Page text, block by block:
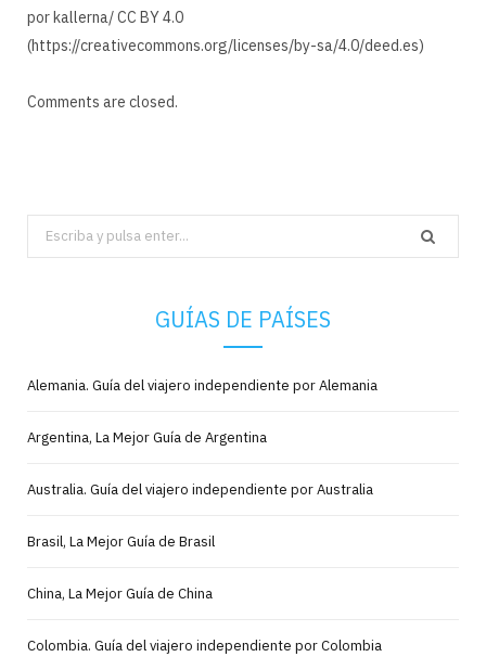
por kallerna/ CC BY 4.0
(https://creativecommons.org/licenses/by-sa/4.0/deed.es)
Comments are closed.
Search
for:
GUÍAS DE PAÍSES
Alemania. Guía del viajero independiente por Alemania
Argentina, La Mejor Guía de Argentina
Australia. Guía del viajero independiente por Australia
Brasil, La Mejor Guía de Brasil
China, La Mejor Guía de China
Colombia. Guía del viajero independiente por Colombia